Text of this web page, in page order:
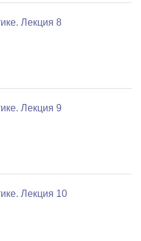
Лекция 8
Лекция 9
Лекция 10